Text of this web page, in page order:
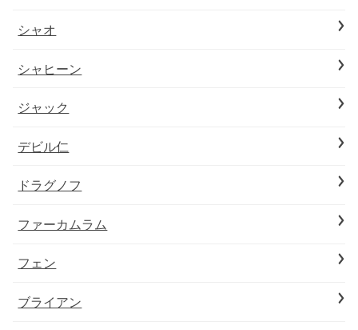
シャオ
シャヒーン
ジャック
デビル仁
ドラグノフ
ファーカムラム
フェン
ブライアン